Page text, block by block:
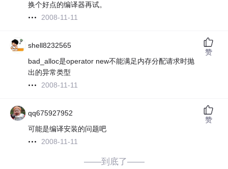
换个好点的编译器再试。
2008-11-11
shell8232565
bad_alloc是operator new不能满足内存分配请求时抛
出的异常类型
2008-11-11
赞
qq675927952
可能是编译安装的问题吧
2008-11-11
赞
——到底了——